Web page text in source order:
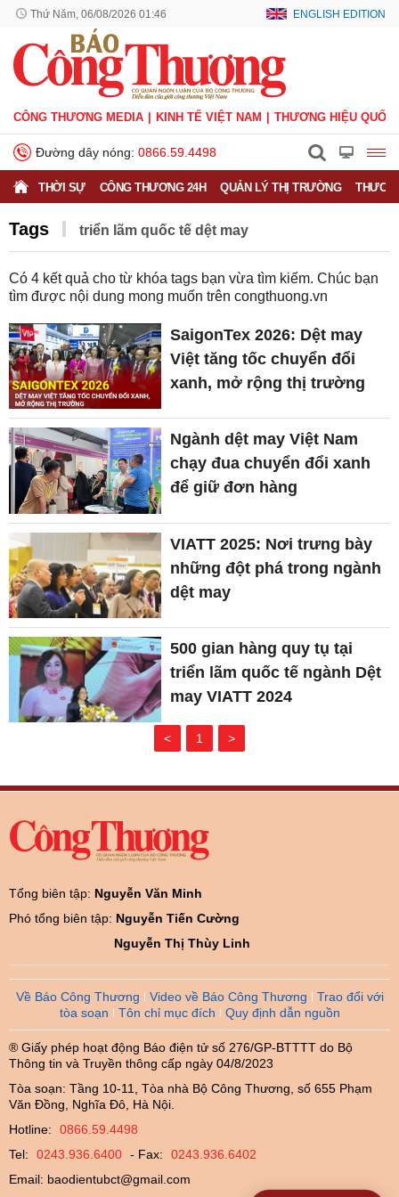
Thứ Năm, 06/08/2026 01:46 ENGLISH EDITION
CÔNG THƯƠNG MEDIA KINH TẾ VIỆT NAM THƯƠNG HIỆU QUỐC
Đường dây nóng: 0866.59.4498
THỜI SỰ CÔNG THƯƠNG 24H QUẢN LÝ THỊ TRƯỜNG
Tags triển lãm quốc tế dệt may
Có 4 kết quả cho từ khóa tags bạn vừa tìm kiếm. Chúc bạn
tìm được nội dung mong muốn trên congthuong.vn
SaigonTex 2026: Dệt may
Việt tăng tốc chuyển đổi
xanh, mở rộng thị trường
Ngành dệt may Việt Nam
chạy đua chuyển đổi xanh
để giữ đơn hàng
VIATT 2025: Nơi trưng bày
những đột phá trong ngành
dệt may
500 gian hàng quy tụ tại
triển lãm quốc tế ngành Dệt
may VIATT 2024
< 1 >
Tổng biên tập: Nguyễn Văn Minh
Phó tổng biên tập: Nguyễn Tiến Cường
Nguyễn Thị Thùy Linh
Về Báo Công Thương Video về Báo Công Thương
Trao đổi với
tòa soạn
Tôn chỉ mục đích Quy định dẫn nguồn
® Giấy phép hoạt động Báo điện tử số 276/GP-BTTTT do Bộ
Thông tin và Truyền thông cấp ngày 04/8/2023
Tòa soạn: Tầng 10-11, Tòa nhà Bộ Công Thương, số 655 Phạm
Văn Đồng, Nghĩa Đô, Hà Nội.
Hotline:
0866.59.4498
Tel:
0243.936.6400 - Fax:
0243.936.6402
Email: baodientubct@gmail.com